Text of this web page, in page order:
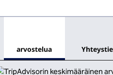
arvostelua